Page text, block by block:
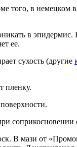
того, в немецком
в
ее.
сухость (другие
пленку.
соприкосновении
В мази от